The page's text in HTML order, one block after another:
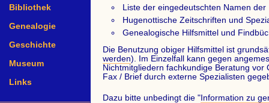
Bibliothek
Genealogie
Geschichte
Museum
Links
Liste der eingedeutschten Namen der
Hugenottische Zeitschriften und
Genealogische Hilfsmittel und
Die Benutzung obiger Hilfsmittel ist
werden). Im Einzelfall kann gegen
Nichtmitgliedern fachkundige Beratung
Fax / Brief durch externe Spezialisten
Dazu bitte unbedingt die " Information zu